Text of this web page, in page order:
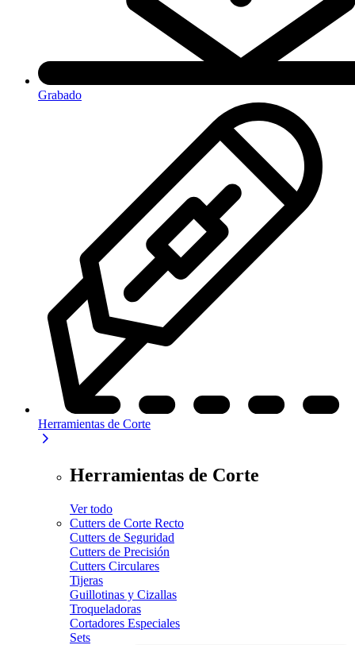
Grabado
Herramientas de Corte
Herramientas de Corte
Ver todo
Cutters de Corte Recto
Cutters de Seguridad
Cutters de Precisión
Cutters Circulares
Tijeras
Guillotinas y Cizallas
Troqueladoras
Cortadores Especiales
Sets